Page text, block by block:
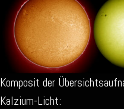
Komposit der
Kalzium-Licht: